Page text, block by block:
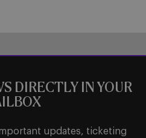
DIRECTLY IN YOUR
updates, ticketing